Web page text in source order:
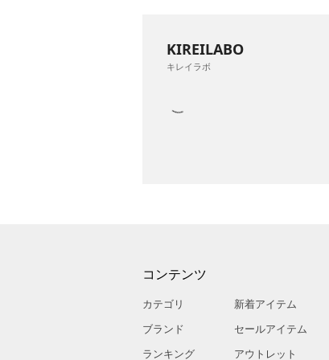
KIREILABO
キレイラボ
コンテンツ
カテゴリ
ブランド
ランキング
新着アイテム
セールアイテム
アウトレット